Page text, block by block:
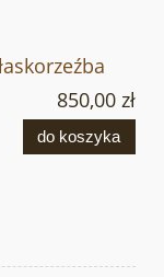
850,00 zł
do koszyka